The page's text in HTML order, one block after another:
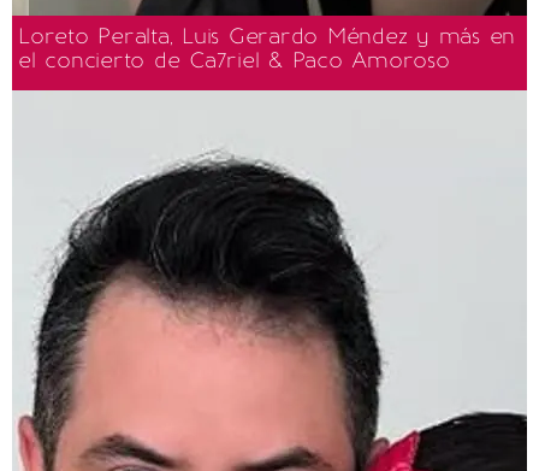
Loreto Peralta, Luis Gerardo Méndez y más en
el concierto de Ca7riel & Paco Amoroso